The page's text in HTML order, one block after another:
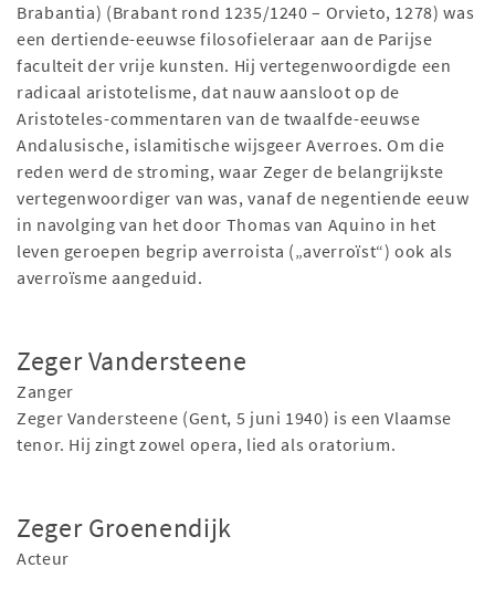
Brabantia) (Brabant rond 1235/1240 – Orvieto, 1278) was
een dertiende-eeuwse filosofieleraar aan de Parijse
faculteit der vrije kunsten. Hij vertegenwoordigde een
radicaal aristotelisme, dat nauw aansloot op de
Aristoteles-commentaren van de twaalfde-eeuwse
Andalusische, islamitische wijsgeer Averroes. Om die
reden werd de stroming, waar Zeger de belangrijkste
vertegenwoordiger van was, vanaf de negentiende eeuw
in navolging van het door Thomas van Aquino in het
leven geroepen begrip averroista („averroïst“) ook als
averroïsme aangeduid.
Zeger Vandersteene
Zanger
Zeger Vandersteene (Gent, 5 juni 1940) is een Vlaamse
tenor. Hij zingt zowel opera, lied als oratorium.
Zeger Groenendijk
Acteur